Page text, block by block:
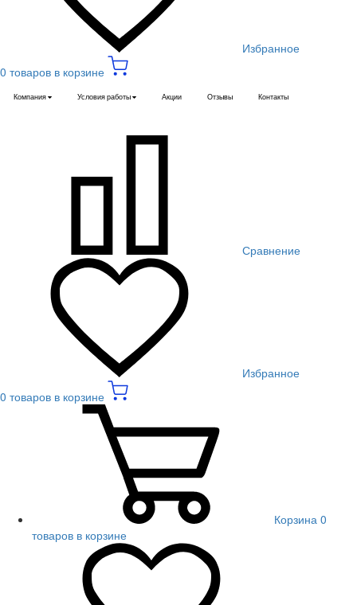
Избранное
0 товаров в корзине
Компания Условия работы Акции Отзывы Контакты
Сравнение
Избранное
0 товаров в корзине
Корзина 0
товаров в корзине